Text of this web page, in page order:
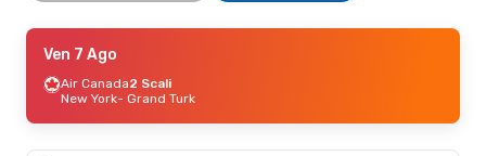
Gio 8 Ott- Dom 11 Ott
British Airways2 Scali
Nizza- Grand Turk
Grand Turk- Nizza
Ven 7 Ago
Air Canada2 Scali
New York- Grand Turk